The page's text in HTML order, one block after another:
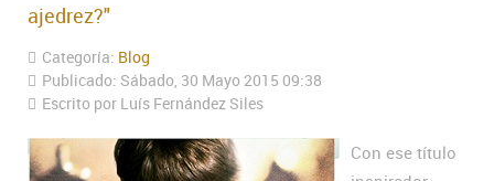
ajedrez?"
Categoría: Blog
Publicado: Sábado, 30 Mayo 2015 09:38
Escrito por Luís Fernández Siles
Con ese título